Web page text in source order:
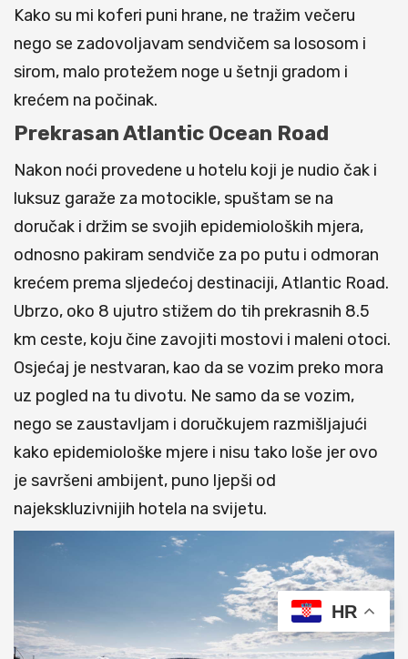
Kako su mi koferi puni hrane, ne tražim večeru
nego se zadovoljavam sendvičem sa lososom i
sirom, malo protežem noge u šetnji gradom i
krećem na počinak.
Prekrasan Atlantic Ocean Road
Nakon noći provedene u hotelu koji je nudio čak i
luksuz garaže za motocikle, spuštam se na
doručak i držim se svojih epidemioloških mjera,
odnosno pakiram sendviče za po putu i odmoran
krećem prema sljedećoj destinaciji, Atlantic Road.
Ubrzo, oko 8 ujutro stižem do tih prekrasnih 8.5
km ceste, koju čine zavojiti mostovi i maleni otoci.
Osjećaj je nestvaran, kao da se vozim preko mora
uz pogled na tu divotu. Ne samo da se vozim,
nego se zaustavljam i doručkujem razmišljajući
kako epidemiološke mjere i nisu tako loše jer ovo
je savršeni ambijent, puno ljepši od
najekskluzivnijih hotela na svijetu.
HR